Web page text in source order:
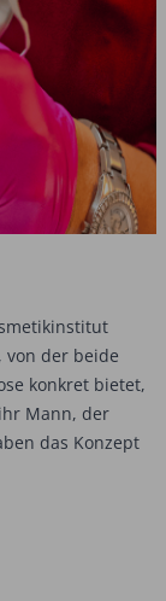
von der beide
konkret bietet,
Mann, der
das Konzept